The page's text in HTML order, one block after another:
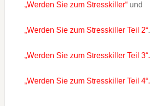
„Werden Sie zum Stresskiller“und
„Werden Sie zum Stresskiller Teil 2“.
„Werden Sie zum Stresskiller Teil 3“.
„Werden Sie zum Stresskiller Teil 4“.